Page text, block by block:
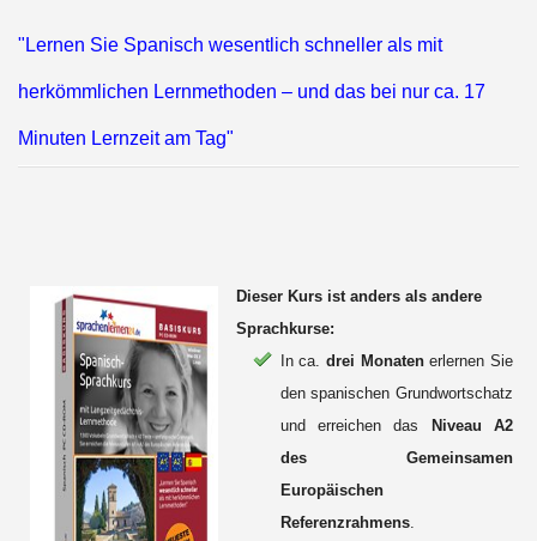
"Lernen Sie Spanisch wesentlich schneller als mit
herkömmlichen Lernmethoden – und das bei nur ca. 17
Minuten Lernzeit am Tag"
Dieser Kurs ist anders als andere
Sprachkurse:
In ca. drei Monatenerlernen Sie
den spanischen Grundwortschatz
und erreichen das
Niveau A2
des Gemeinsamen
Europäischen
Referenzrahmens.